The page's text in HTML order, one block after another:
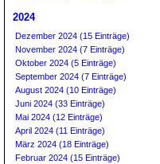
2024
Dezember 2024 (15 Einträge)
November 2024 (7 Einträge)
Oktober 2024 (5 Einträge)
September 2024 (7 Einträge)
August 2024 (10 Einträge)
Juni 2024 (33 Einträge)
Mai 2024 (12 Einträge)
April 2024 (11 Einträge)
März 2024 (18 Einträge)
Februar 2024 (15 Einträge)